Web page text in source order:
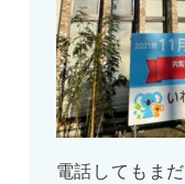
電話してもま